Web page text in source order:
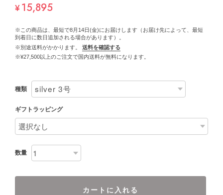
¥15,895
※この商品は、最短で8月14日(金)にお届けします（お届け先によって、最短
到着日に数日追加される場合があります）。
※別途送料がかかります。
送料を確認する
※¥27,500以上のご注文で国内送料が無料になります。
種類
ギフトラッピング
数量
カートに入れる